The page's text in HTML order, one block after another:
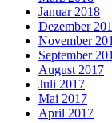
Januar 2018
Dezember
November
September
August 2017
Juli 2017
Mai 2017
April 2017